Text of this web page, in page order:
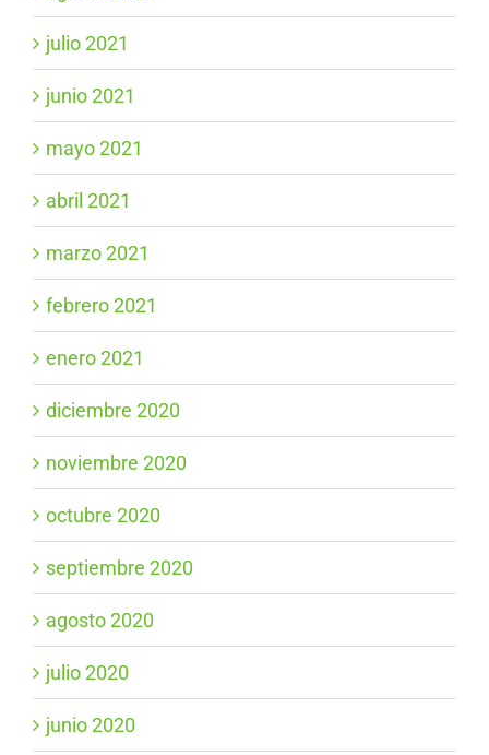
julio 2021
junio 2021
mayo 2021
abril 2021
marzo 2021
febrero 2021
enero 2021
diciembre 2020
noviembre 2020
octubre 2020
septiembre 2020
agosto 2020
julio 2020
junio 2020